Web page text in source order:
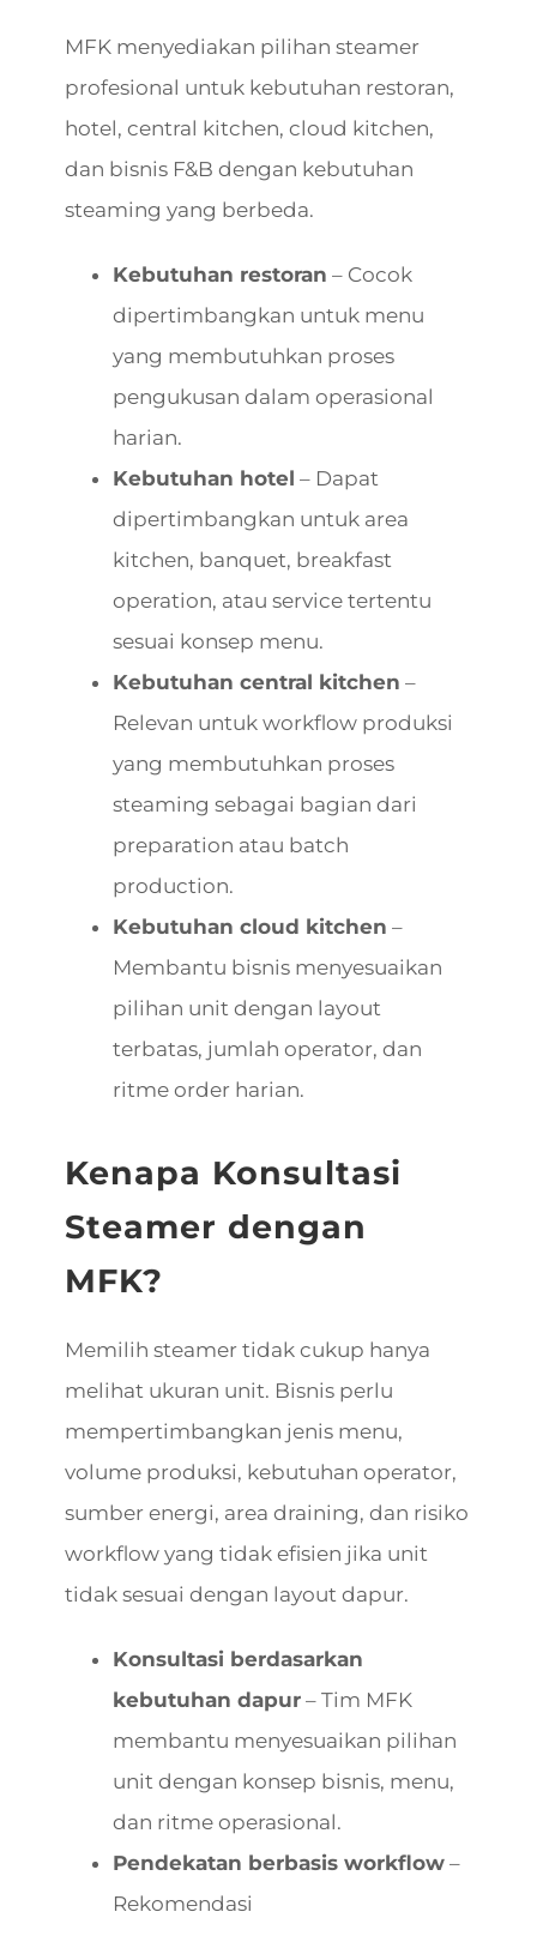
MFK menyediakan pilihan steamer
profesional untuk kebutuhan restoran,
hotel, central kitchen, cloud kitchen,
dan bisnis F&B dengan kebutuhan
steaming yang berbeda.
Kebutuhan restoran – Cocok
dipertimbangkan untuk menu
yang membutuhkan proses
pengukusan dalam operasional
harian.
Kebutuhan hotel – Dapat
dipertimbangkan untuk area
kitchen, banquet, breakfast
operation, atau service tertentu
sesuai konsep menu.
Kebutuhan central kitchen –
Relevan untuk workflow produksi
yang membutuhkan proses
steaming sebagai bagian dari
preparation atau batch
production.
Kebutuhan cloud kitchen –
Membantu bisnis menyesuaikan
pilihan unit dengan layout
terbatas, jumlah operator, dan
ritme order harian.
Kenapa Konsultasi
Steamer dengan
MFK?
Memilih steamer tidak cukup hanya
melihat ukuran unit. Bisnis perlu
mempertimbangkan jenis menu,
volume produksi, kebutuhan operator,
sumber energi, area draining, dan risiko
workflow yang tidak efisien jika unit
tidak sesuai dengan layout dapur.
Konsultasi berdasarkan
kebutuhan dapur – Tim MFK
membantu menyesuaikan pilihan
unit dengan konsep bisnis, menu,
dan ritme operasional.
Pendekatan berbasis workflow –
Rekomendasi